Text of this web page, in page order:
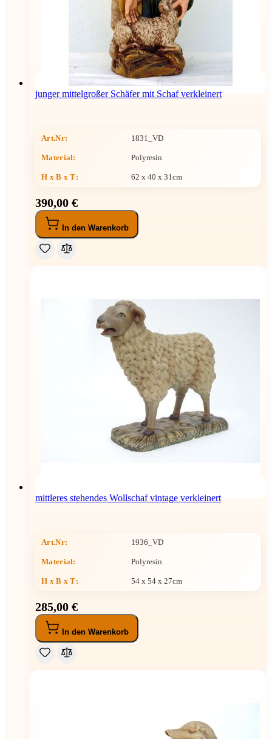
junger mittelgroßer Schäfer mit Schaf verkleinert
Art.Nr: 1831_VD
Material: Polyresin
H x B x T: 62 x 40 x 31cm
390,00 €
In den Warenkorb
mittleres stehendes Wollschaf vintage verkleinert
Art.Nr: 1936_VD
Material: Polyresin
H x B x T: 54 x 54 x 27cm
285,00 €
In den Warenkorb